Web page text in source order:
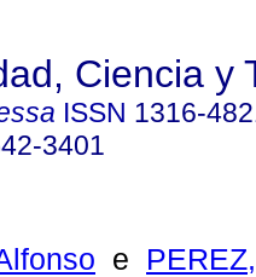
Ciencia y
ISSN 1316-
3401
e